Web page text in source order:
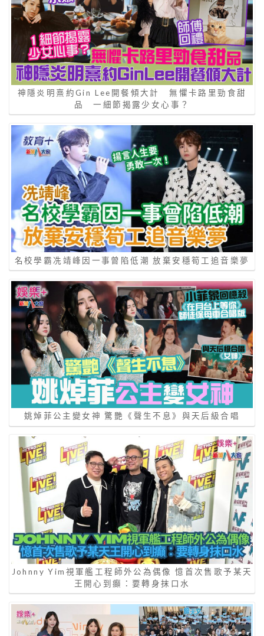
神隱炎明熹約Gin Lee開餐傾大計 無懼卡路里勁食甜
品 一細節揭露少女心事？
名校學霸冼靖峰因一事曾陷低潮 放棄安穩筍工追音樂夢
姚焯菲公主變女神 驚艷《聲生不息》與天后級合唱
Johnny Yim視軍艦工程師外公為偶像 憶首次售歌予某天
王開心到癲：要轉身抹口水